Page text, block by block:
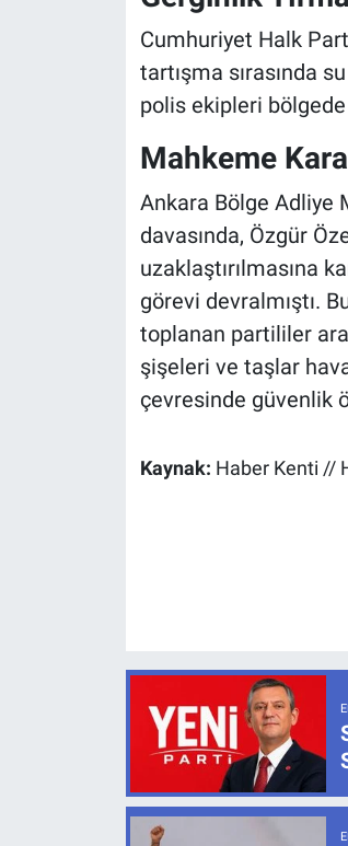
Cumhuriyet Halk
tartışma sırasında
polis ekipleri
Mahkeme
Ankara Bölge Adliye
davasında, Özgür
uzaklaştırılmasına
görevi devralmıştı.
toplanan partililer
şişeleri ve taşlar
çevresinde güvenlik
Kaynak: Haber Kenti //